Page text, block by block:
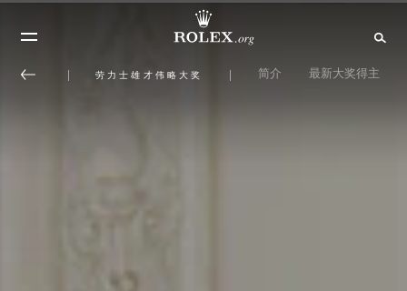
劳力士雄才伟略大奖 简介 最新大奖得主